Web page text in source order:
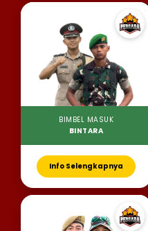
BIMBEL MASUK
BINTARA
Info Selengkapnya